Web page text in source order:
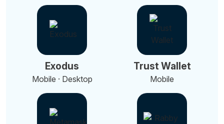
Exodus
Mobile · Desktop
Trust Wallet
Mobile